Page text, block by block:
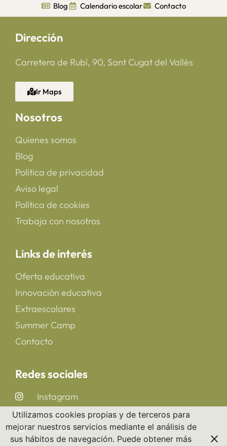
Blog Calendario escolar Contacto
Dirección
Carretera de Rubí, 90, Sant Cugat del Vallès
Ir Maps
Nosotros
Quienes somos
Blog
Política de privacidad
Aviso legal
Política de cookies
Trabaja con nosotros
Links de interés
Oferta educativa
Innovación educativa
Extraescolares
Summer Camp
Contacto
Redes sociales
Instagram
LinkedIn
YouTube
Utilizamos cookies propias y de terceros para
mejorar nuestros servicios mediante el análisis de
sus hábitos de navegación. Puede obtener más